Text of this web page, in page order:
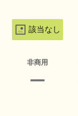
該当なし
非商用